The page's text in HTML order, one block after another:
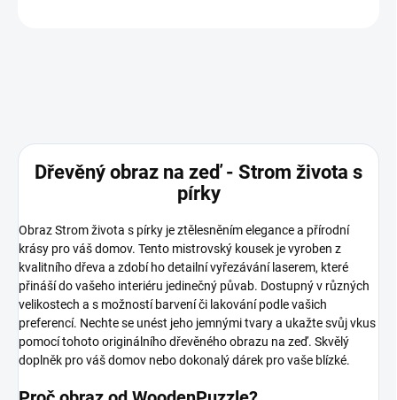
Dřevěný obraz na zeď - Strom života s
pírky
Obraz Strom života s pírky je ztělesněním elegance a přírodní
krásy pro váš domov. Tento mistrovský kousek je vyroben z
kvalitního dřeva a zdobí ho detailní vyřezávání laserem, které
přináší do vašeho interiéru jedinečný půvab. Dostupný v různých
velikostech a s možností barvení či lakování podle vašich
preferencí. Nechte se unést jeho jemnými tvary a ukažte svůj vkus
pomocí tohoto originálního dřevěného obrazu na zeď. Skvělý
doplněk pro váš domov nebo dokonalý dárek pro vaše blízké.